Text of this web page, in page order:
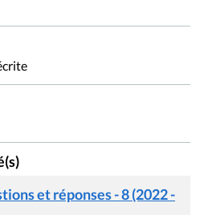
et réponses - 8 (2022 -